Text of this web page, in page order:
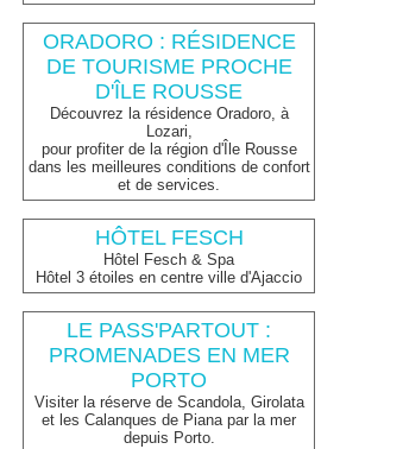
ORADORO : RÉSIDENCE
DE TOURISME PROCHE
D'ÎLE ROUSSE
Découvrez la résidence Oradoro, à
Lozari,
pour profiter de la région d'Île Rousse
dans les meilleures conditions de confort
et de services.
HÔTEL FESCH
Hôtel Fesch & Spa
Hôtel 3 étoiles en centre ville d'Ajaccio
LE PASS'PARTOUT :
PROMENADES EN MER
PORTO
Visiter la réserve de Scandola, Girolata
et les Calanques de Piana par la mer
depuis Porto.